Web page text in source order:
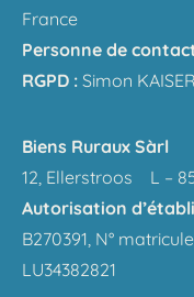
France
Personne de
RGPD : Simon KAISER
Biens Ruraux Sàrl
12, Ellerstroos L –
Autorisation
B270391, N°
LU34382821